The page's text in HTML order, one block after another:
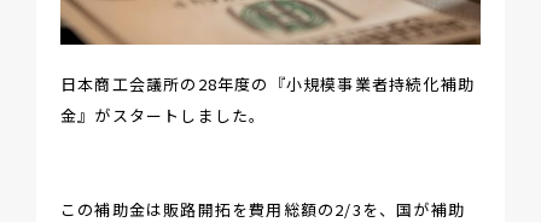
日本商工会議所の28年度の『小規模事業者持続化補助
金』がスタートしました。
この補助金は販路開拓を費用総額の2/3を、国が補助